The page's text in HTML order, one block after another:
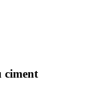
ciment